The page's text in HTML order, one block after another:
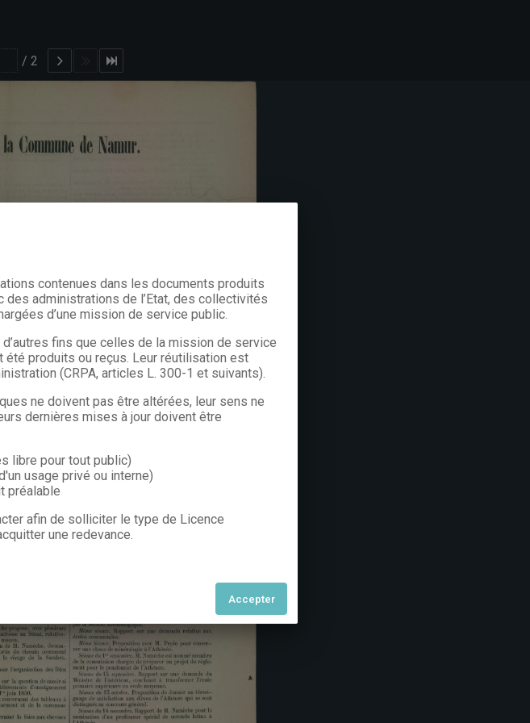
/ 2
contenues dans les documents produits
administrations de l’Etat, des collectivités
d’une mission de service public.
fins que celles de la mission de service
produits ou reçus. Leur réutilisation est
(CRPA, articles L. 300-1 et suivants).
ne doivent pas être altérées, leur sens ne
dernières mises à jour doivent être
libre pour tout public)
usage privé ou interne)
préalable
afin de solliciter le type de Licence
une redevance.